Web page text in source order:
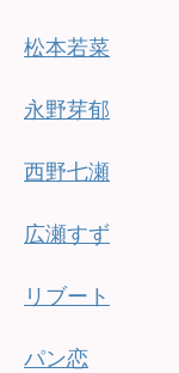
松本若菜
永野芽郁
西野七瀬
広瀬すず
リブート
パン恋